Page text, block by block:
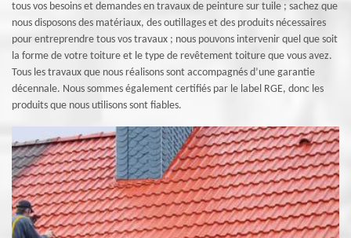
tous vos besoins et demandes en travaux de peinture sur tuile ; sachez que
nous disposons des matériaux, des outillages et des produits nécessaires
pour entreprendre tous vos travaux ; nous pouvons intervenir quel que soit
la forme de votre toiture et le type de revêtement toiture que vous avez.
Tous les travaux que nous réalisons sont accompagnés d’une garantie
décennale. Nous sommes également certifiés par le label RGE, donc les
produits que nous utilisons sont fiables.